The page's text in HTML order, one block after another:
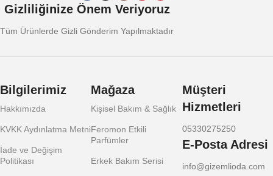
Gizliliğinize Önem Veriyoruz
Tüm Ürünlerde Gizli Gönderim Yapılmaktadır
Bilgilerimiz
Hakkımızda
KVKK Aydınlatma Metni
İade ve Değişim
Politikası
Mağaza
Kişisel Bakım & Sağlık
Feromon Etkili
Parfümler
Erkek Bakım Serisi
Müşteri
Hizmetleri
05330275250
E-Posta Adresi
info@gizemlioda.com